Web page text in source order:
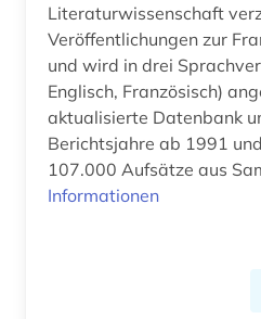
jiddisch (1)
kanada (2)
karibik (1)
karte (1)
Literaturwissenschaft
Veröffentlichungen zur
und wird in drei
Englisch, Französisch)
aktualisierte Datenbank
Berichtsjahre ab 1991
107.000 Aufsätze aus
Informationen